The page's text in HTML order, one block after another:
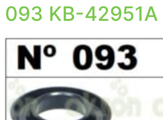
093 KB-42951A